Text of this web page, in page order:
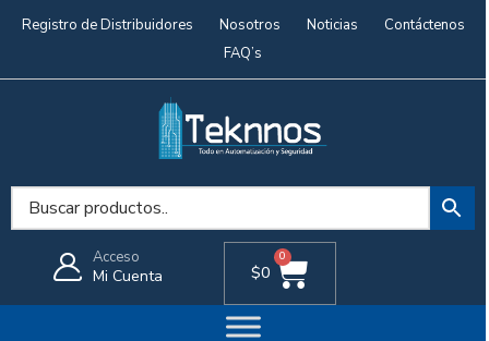
Registro de Distribuidores Nosotros Noticias
Contáctenos
FAQ’s
Acceso
Mi Cuenta $0
0